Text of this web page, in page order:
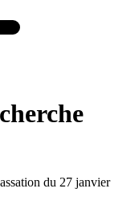
du 27 janvier